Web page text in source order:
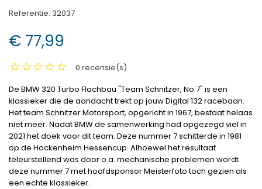
Referentie: 32037
€ 77,99
0 recensie(s)
De BMW 320 Turbo Flachbau "Team Schnitzer, No.7" is een
klassieker die de aandacht trekt op jouw Digital 132 racebaan.
Het team Schnitzer Motorsport, opgericht in 1967, bestaat helaas
niet meer. Nadat BMW de samenwerking had opgezegd viel in
2021 het doek voor dit team. Deze nummer 7 schitterde in 1981
op de Hockenheim Hessencup. Alhoewel het resultaat
teleurstellend was door o.a. mechanische problemen wordt
deze nummer 7 met hoofdsponsor Meisterfoto toch gezien als
een echte klassieker.